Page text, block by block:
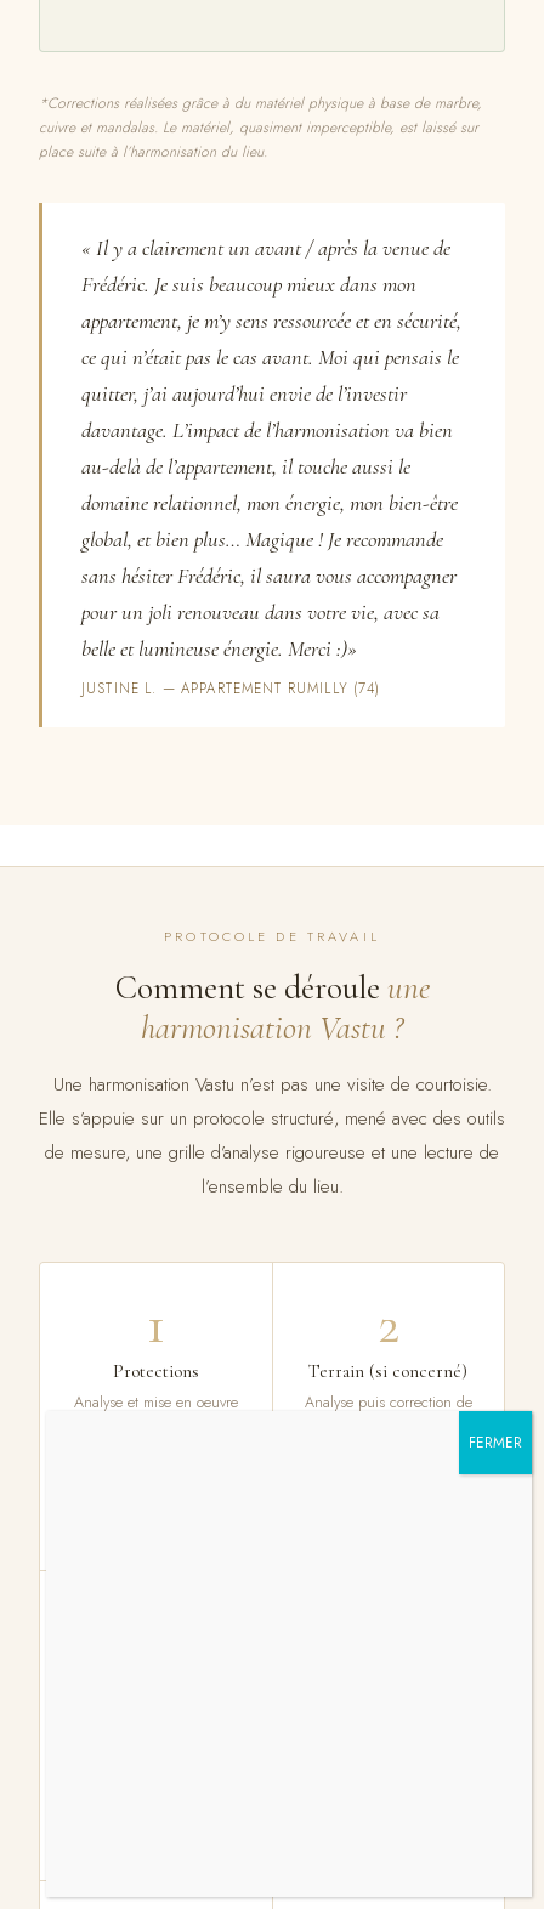
*Corrections réalisées grâce à du matériel physique à base de marbre,
cuivre et mandalas. Le matériel, quasiment imperceptible, est laissé sur
place suite à l’harmonisation du lieu.
« Il y a clairement un avant / après la venue de
Frédéric. Je suis beaucoup mieux dans mon
appartement, je m’y sens ressourcée et en sécurité,
ce qui n’était pas le cas avant. Moi qui pensais le
quitter, j’ai aujourd’hui envie de l’investir
davantage. L’impact de l’harmonisation va bien
au-delà de l’appartement, il touche aussi le
domaine relationnel, mon énergie, mon bien-être
global, et bien plus… Magique ! Je recommande
sans hésiter Frédéric, il saura vous accompagner
pour un joli renouveau dans votre vie, avec sa
belle et lumineuse énergie. Merci :)»
JUSTINE L. — APPARTEMENT RUMILLY (74)
PROTOCOLE DE TRAVAIL
Comment se déroule une
harmonisation Vastu ?
Une harmonisation Vastu n’est pas une visite de courtoisie.
Elle s’appuie sur un protocole structuré, mené avec des outils
de mesure, une grille d’analyse rigoureuse et une lecture de
l’ensemble du lieu.
1
Protections
Analyse et mise en oeuvre
2
Terrain (si concerné)
Analyse puis correction de